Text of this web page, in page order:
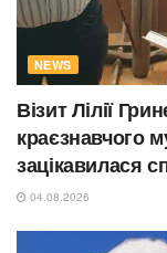
NEWS
Візит Лілії
краєзнавчого
зацікавилася
04.08.2026